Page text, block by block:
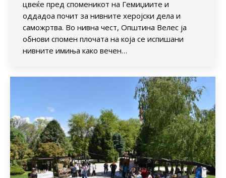
цвеќе пред споменикот на Гемиџиите и
оддадоа почит за нивните херојски дела и
саможртва. Во нивна чест, Општина Велес ја
обнови спомен плочата на која се испишани
нивните имиња како вечен…